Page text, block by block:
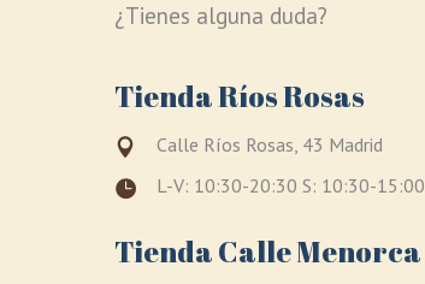
¿Tienes alguna duda?
Tienda Ríos Rosas
Calle Ríos Rosas, 43 Madrid
L-V: 10:30-20:30 S: 10:30-15:00
Tienda Calle Menorca